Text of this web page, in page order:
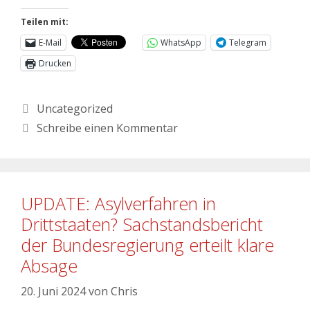
Teilen mit:
E-Mail
WhatsApp
Telegram
Drucken
Uncategorized
Schreibe einen Kommentar
UPDATE: Asylverfahren in
Drittstaaten? Sachstandsbericht
der Bundesregierung erteilt klare
Absage
20. Juni 2024von Chris